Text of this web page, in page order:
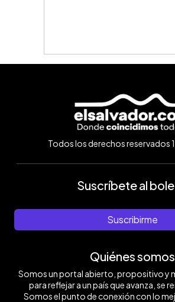
Todos los derechos reservados
Suscríbete al
Suscribirme
Quiénes somos
Somos un portal abierto, propositivo y
para reflejar a un país que avanza, se
Somos el punto de conexión con lo